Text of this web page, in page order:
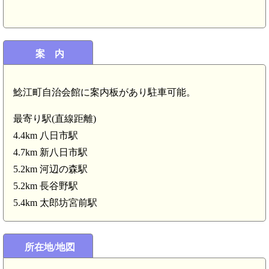
案 内
鯰江町自治会館に案内板があり駐車可能。
最寄り駅(直線距離)
4.4km 八日市駅
4.7km 新八日市駅
5.2km 河辺の森駅
5.2km 長谷野駅
5.4km 太郎坊宮前駅
所在地/地図